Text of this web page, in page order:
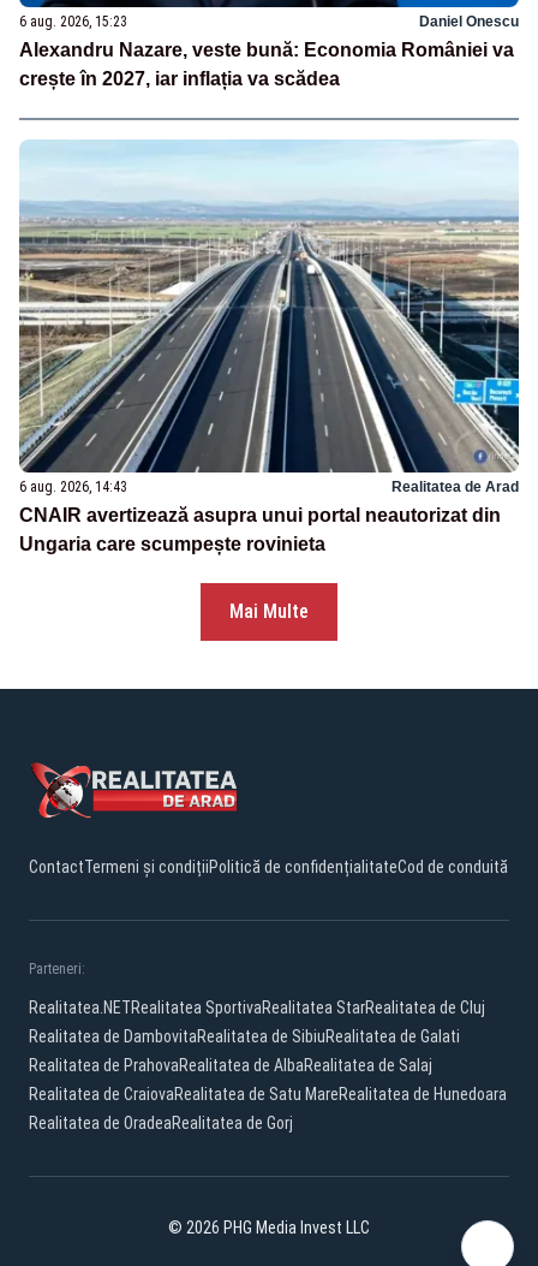
6 aug. 2026, 15:23 Daniel Onescu
Alexandru Nazare, veste bună: Economia României va
crește în 2027, iar inflația va scădea
6 aug. 2026, 14:43 Realitatea de Arad
CNAIR avertizează asupra unui portal neautorizat din
Ungaria care scumpește rovinieta
Mai Multe
ContactTermeni și condițiiPolitică de confidențialitateCod de conduită
Parteneri:
Realitatea.NETRealitatea SportivaRealitatea StarRealitatea de Cluj
Realitatea de DambovitaRealitatea de SibiuRealitatea de Galati
Realitatea de PrahovaRealitatea de AlbaRealitatea de Salaj
Realitatea de CraiovaRealitatea de Satu MareRealitatea de Hunedoara
Realitatea de OradeaRealitatea de Gorj
© 2026 PHG Media Invest LLC